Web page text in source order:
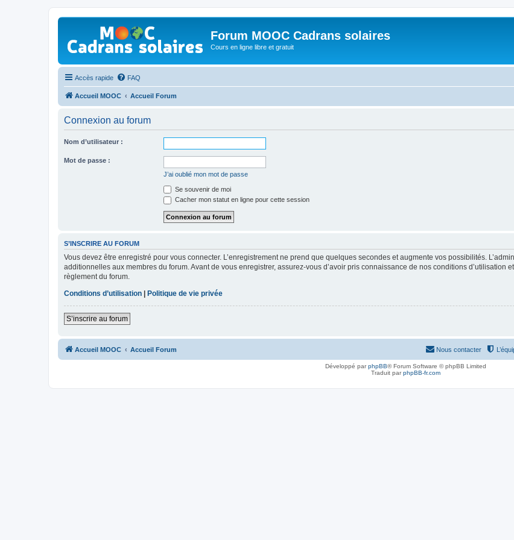
Forum MOOC Cadrans solaires
Cours en ligne libre et gratuit
Accès rapide FAQ
Accueil MOOC Accueil Forum
Connexion au forum
Nom d’utilisateur :
Mot de passe :
J’ai oublié mon mot de passe
Se souvenir de moi
Cacher mon statut en ligne pour cette session
S’INSCRIRE AU FORUM
Vous devez être enregistré pour vous connecter. L’enregistrement ne prend que quelques secondes et augmente vos possibilités.
additionnelles aux membres du forum. Avant de vous enregistrer, assurez-vous d’avoir pris connaissance de nos conditions d’utilisation
règlement du forum.
Conditions d’utilisation
Politique de vie privée
S’inscrire au forum
Accueil MOOC Accueil Forum Nous contacter
Développé parphpBB® Forum Software © phpBB Limited
Traduit parphpBB-fr.com